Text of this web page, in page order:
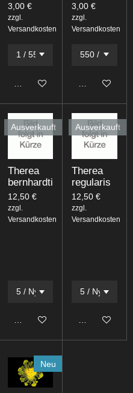
3,00 €
zzgl.
Versandkosten
Bei Verfügbarkeit
3,00 €
zzgl.
Versandkosten
Bei
benachrichtigen
Ausverkauft
Therea
bernhardti
12,50 €
zzgl.
Versandkosten
Bei Verfügbarkeit
Ausverkauft
Therea
regularis
12,50 €
zzgl.
Versandkosten
Bei
Neu